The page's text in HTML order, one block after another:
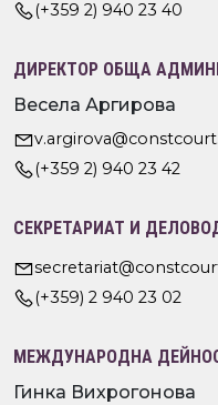
(+359 2) 940 23 40
ДИРЕКТОР ОБЩА
Весела Аргирова
(+359 2) 940 23 42
СЕКРЕТАРИАТ И
(+359) 2 940 23 02
МЕЖДУНАРОДНА
Гинка Вихрогонова